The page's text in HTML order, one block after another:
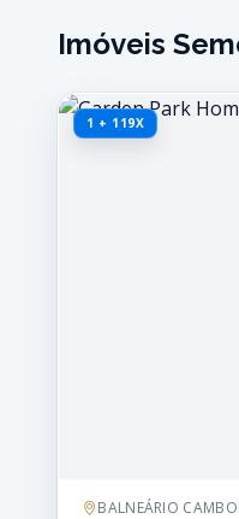
Imóveis
1 + 119X
BALNEÁRIO